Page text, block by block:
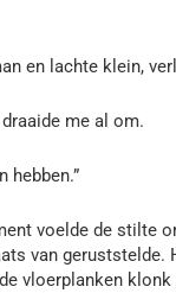
en lachte klein,
draaide me al om.
hebben.”
voelde de stilte
van geruststelde.
vloerplanken klonk